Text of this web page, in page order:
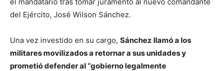
del Ejército, José Wilson Sánchez.
Una vez investido en su cargo, Sánchez llamó a los
militares movilizados a retornar a sus unidades y
prometió defender al “gobierno legalmente